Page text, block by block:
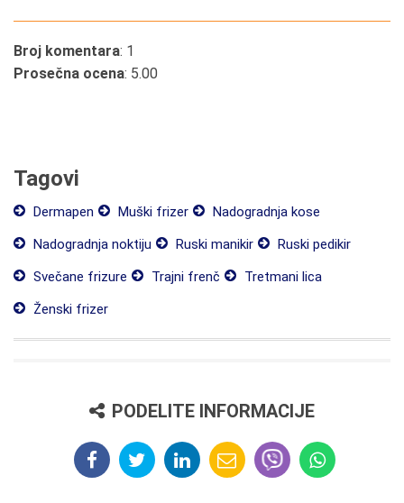
Broj komentara: 1
Prosečna ocena: 5.00
Tagovi
Dermapen Muški frizer
Nadogradnja kose
Nadogradnja noktiju
Ruski manikir
Ruski pedikir
Svečane frizure
Trajni frenč
Tretmani lica
Ženski frizer
PODELITE INFORMACIJE